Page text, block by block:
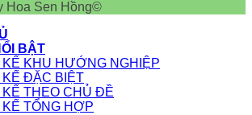
Hoa Sen Hồng©
BẬT
KẾ KHU HƯỚNG NGHIỆP
KẾ ĐẶC BIỆT
KẾ THEO CHỦ ĐỀ
TỔNG HỢP